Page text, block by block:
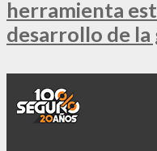
herramienta
desarrollo de